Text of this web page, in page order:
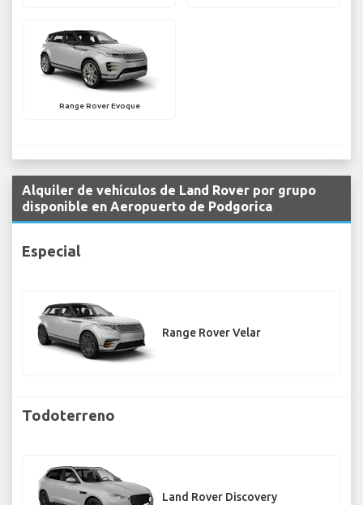
Range Rover Evoque
Alquiler de vehículos de Land Rover por grupo
disponible en Aeropuerto de Podgorica
Especial
Range Rover Velar
Todoterreno
Land Rover Discovery